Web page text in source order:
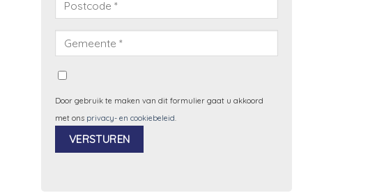
Door gebruik te maken van dit formulier gaat u akkoord
met ons privacy- en cookiebeleid.